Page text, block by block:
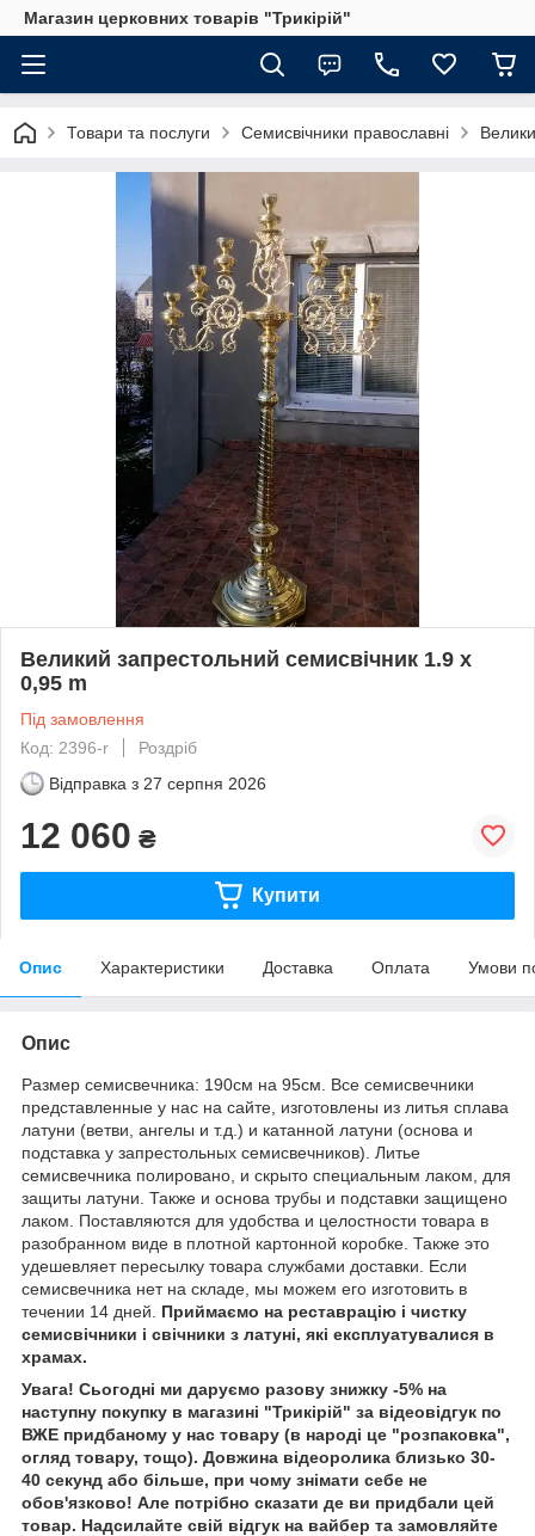
Магазин церковних товарів "Трикірій"
Товари та послуги Семисвічники православні
Великий запрестольний семисвічник 1.9 х
0,95 m
Під замовлення
Код: 2396-r
Роздріб
Відправка з 27 серпня 2026
12 060 ₴
Купити
Опис Характеристики Доставка Оплата Умови
Опис
Размер семисвечника: 190см на 95см. Все семисвечники
представленные у нас на сайте, изготовлены из литья сплава
латуни (ветви, ангелы и т.д.) и катанной латуни (основа и
подставка у запрестольных семисвечников). Литье
семисвечника полировано, и скрыто специальным лаком, для
защиты латуни. Также и основа трубы и подставки защищено
лаком. Поставляются для удобства и целостности товара в
разобранном виде в плотной картонной коробке. Также это
удешевляет пересылку товара службами доставки. Если
семисвечника нет на складе, мы можем его изготовить в
течении 14 дней. Приймаємо на реставрацію і чистку
семисвічники і свічники з латуні, які експлуатувалися в
храмах.
Увага! Сьогодні ми даруємо разову знижку -5% на
наступну покупку в магазині "Трикірій" за відеовідгук по
ВЖЕ придбаному у нас товару (в народі це "розпаковка",
огляд товару, тощо). Довжина відеоролика близько 30-
40 секунд або більше, при чому знімати себе не
обов'язково! Але потрібно сказати де ви придбали цей
товар. Надсилайте свій відгук на вайбер та замовляйте